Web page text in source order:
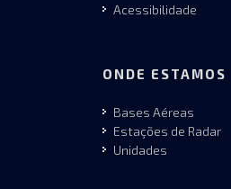
Acessibilidade
ONDE ESTAMOS
Bases Aéreas
Estações de Radar
Unidades